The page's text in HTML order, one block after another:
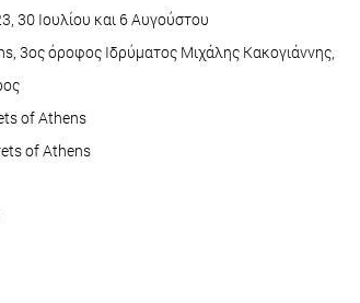
30 Ιουλίου και 6 Αυγούστου
3ος όροφος Ιδρύματος Μιχάλης Κακογιάννης,
of Athens
of Athens